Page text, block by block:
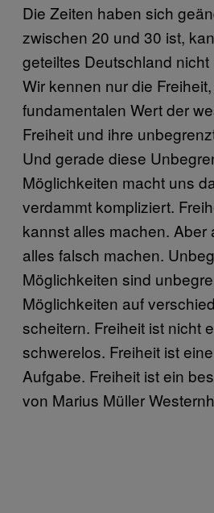
Die Zeiten haben sich
zwischen 20 und 30 ist,
geteiltes Deutschland nicht
Wir kennen nur die
fundamentalen Wert der
Freiheit und ihre
Und gerade diese
Möglichkeiten macht uns
verdammt kompliziert.
kannst alles machen. Aber
alles falsch machen.
Möglichkeiten sind
Möglichkeiten auf
scheitern. Freiheit ist nicht
schwerelos. Freiheit ist
Aufgabe. Freiheit ist ein
von Marius Müller